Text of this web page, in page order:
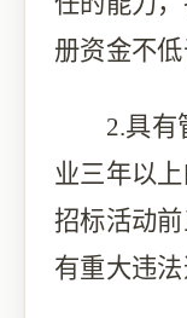
册资金不低
2.具有
业三年以
招标活动
有重大违法